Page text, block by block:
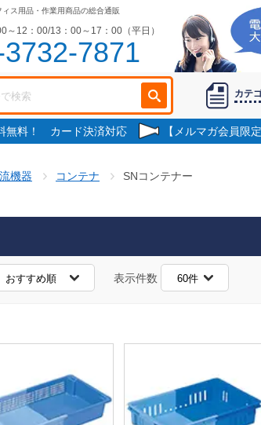
ス用品・作業用商品の総合通販
～12：00/13：00～17：00（平日）
7871
カテ
無料！ カード決済対応 【メルマガ会員限
機器 コンテナ SNコンテナー
表示件数